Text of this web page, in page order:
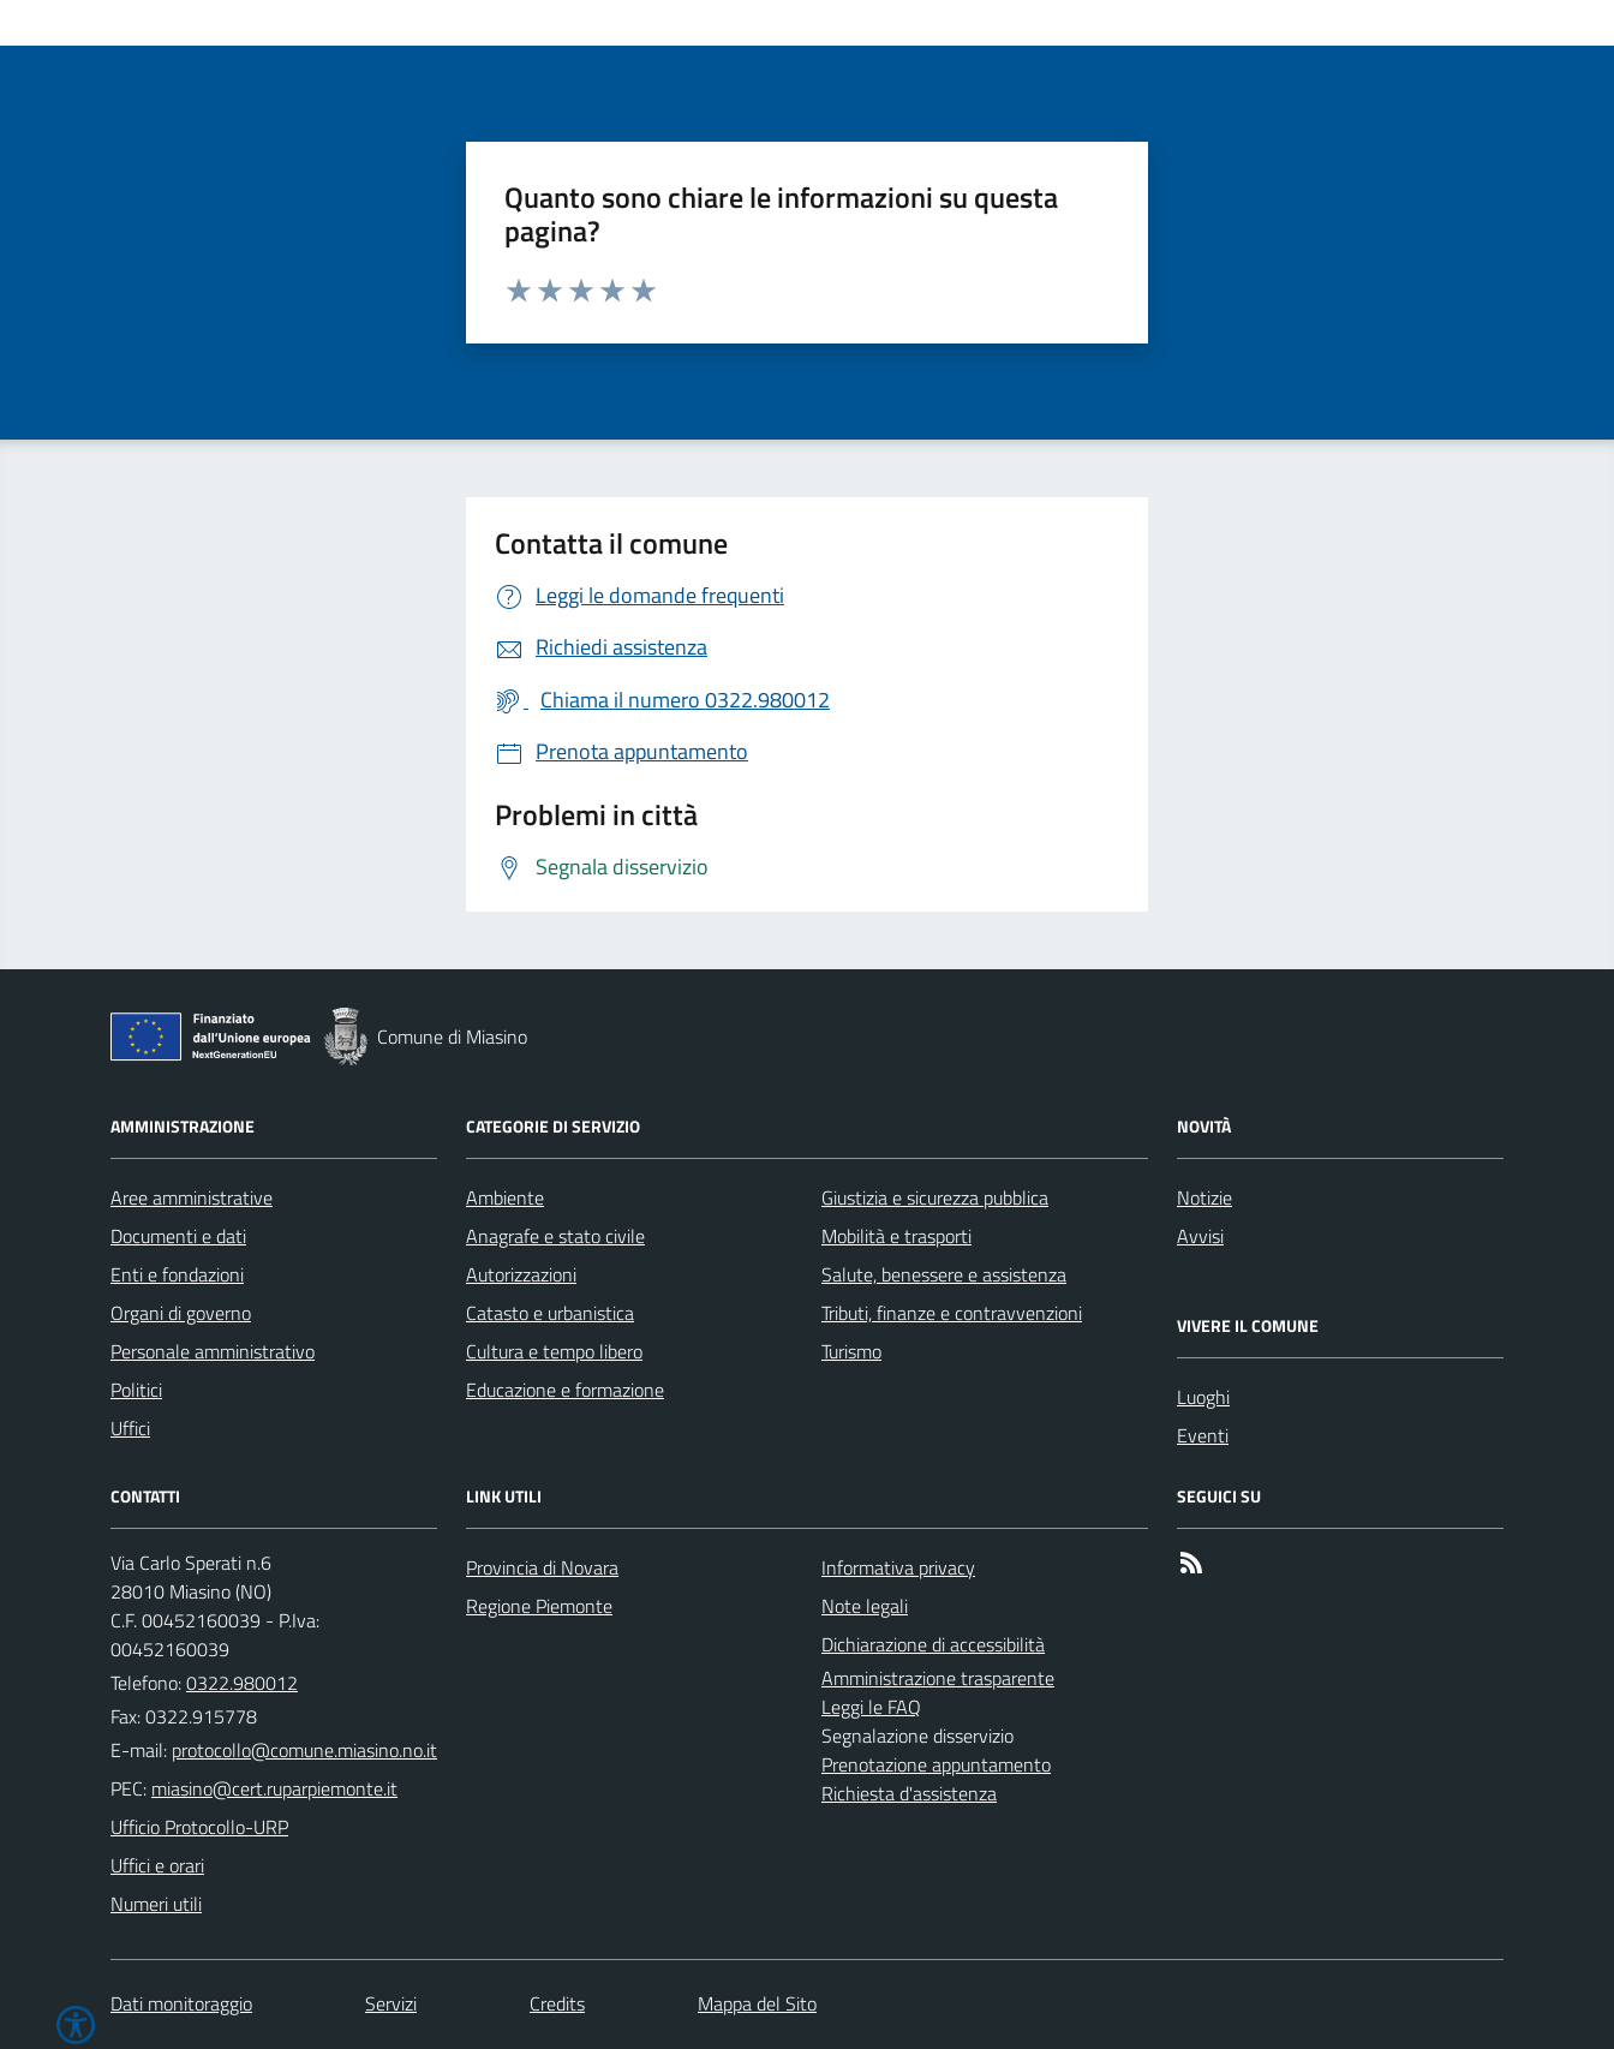
Quanto sono chiare le informazioni su questa
pagina?
Valuta da 1 a 5 stelle la pagina
Contatta il comune
Leggi le domande frequenti
Richiedi assistenza
Chiama il numero 0322.980012
Prenota appuntamento
Problemi in città
Segnala disservizio
Comune di Miasino
AMMINISTRAZIONE
Aree amministrative
Documenti e dati
Enti e fondazioni
Organi di governo
Personale amministrativo
Politici
Uffici
CATEGORIE DI SERVIZIO
Ambiente
Anagrafe e stato civile
Autorizzazioni
Catasto e urbanistica
Cultura e tempo libero
Educazione e formazione
Giustizia e sicurezza pubblica
Mobilità e trasporti
Salute, benessere e assistenza
Tributi, finanze e contravvenzioni
Turismo
NOVITÀ
Notizie
Avvisi
VIVERE IL COMUNE
Luoghi
Eventi
CONTATTI
Via Carlo Sperati n.6
28010 Miasino (NO)
C.F. 00452160039 - P.Iva:
00452160039
Telefono:0322.980012
Fax: 0322.915778
E-mail:
PEC:
Ufficio Protocollo-URP
Uffici e orari
Numeri utili
LINK UTILI
Provincia di Novara
Regione Piemonte
Informativa privacy
Note legali
Dichiarazione di accessibilità
Amministrazione trasparente
Leggi le FAQ
Segnalazione disservizio
Prenotazione appuntamento
Richiesta d'assistenza
SEGUICI SU
Dati monitoraggio Servizi Credits Mappa del Sito